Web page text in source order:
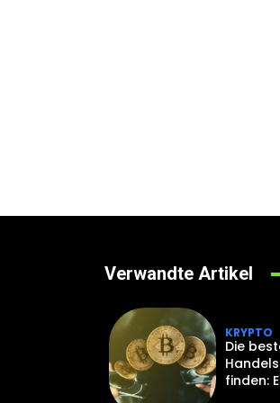
Verwandte Artikel
KRYPTO
Die
finden: